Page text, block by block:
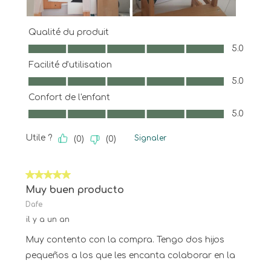
Qualité du produit
Qualité du produit, 5.0 sur 5
5.0
Facilité d'utilisation
Facilité d'utilisation, 5.0 sur 5
5.0
Confort de l'enfant
Confort de l'enfant, 5.0 sur 5
5.0
Utile ? (0) (0) Signaler
5 sur 5 étoiles.
Muy buen producto
Dafe
il y a un an
Muy contento con la compra. Tengo dos hijos
pequeños a los que les encanta colaborar en la